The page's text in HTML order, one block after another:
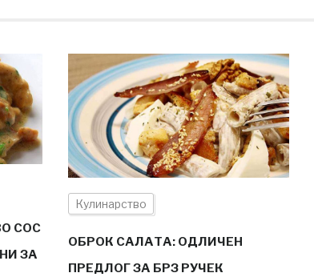
СОС
ЗА
Кулинарство
ОБРОК САЛАТА: ОДЛИЧЕН
ПРЕДЛОГ ЗА БРЗ РУЧЕК